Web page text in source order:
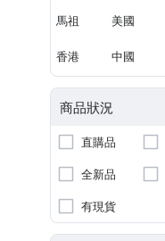
馬祖 美國
香港 中國
商品狀況
直購品
全新品
有現貨